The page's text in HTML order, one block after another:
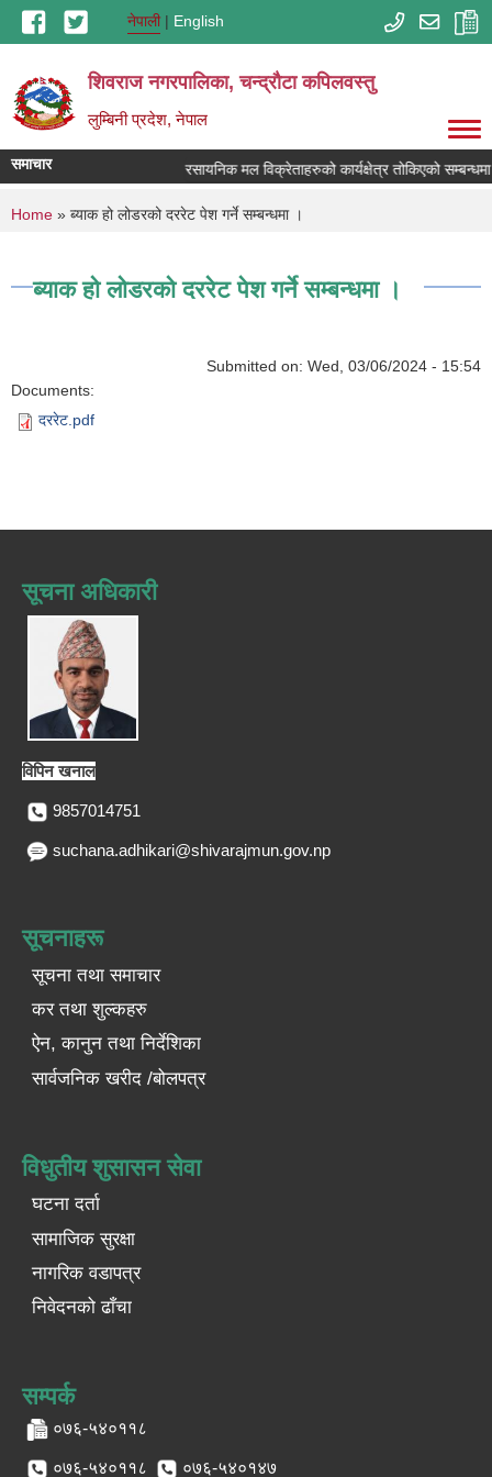
Skip to main contentनेपाली English
शिवराज नगरपालिका, चन्द्राैटा कपिलवस्तु
लुम्बिनी प्रदेश, नेपाल
समाचार रसायनिक मल विक्रेताहरुको कार्यक्षेत्र तोकिएको
You are here
Home » ब्याक हो लोडरको दररेट पेश गर्ने सम्बन्धमा ।
ब्याक हो लोडरको दररेट पेश गर्ने सम्बन्धमा ।
Submitted on: Wed, 03/06/2024 - 15:54
Documents:
दररेट.pdf
सूचना अधिकारी
विपिन खनाल
9857014751
suchana.adhikari@shivarajmun.gov.np
सूचनाहरू
सूचना तथा समाचार
कर तथा शुल्कहरु
ऐन, कानुन तथा निर्देशिका
सार्वजनिक खरीद /बोलपत्र
विधुतीय शुसासन सेवा
घटना दर्ता
सामाजिक सुरक्षा
नागरिक वडापत्र
निवेदनको ढाँचा
सम्पर्क
०७६-५४०११८
०७६-५४०११८ ०७६-५४०१४७